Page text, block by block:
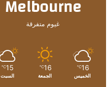
Melbourne
غيوم متفرقة
16
℃
الخميس
16
℃
الجمعة
15
℃
السبت